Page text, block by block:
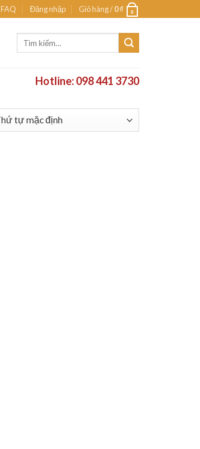
FAQ Đăng nhập Giỏ hàng /0₫ 0
Hotline: 098 441 3730